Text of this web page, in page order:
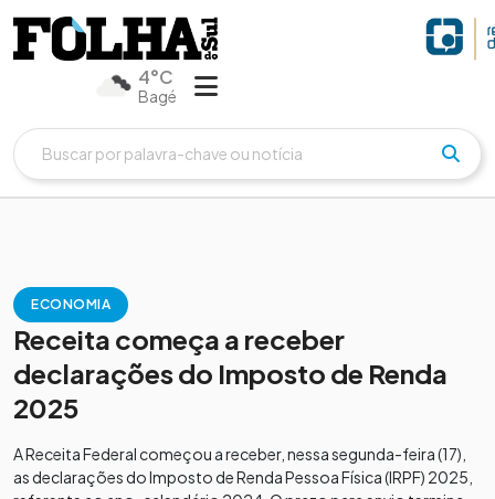
4°C
Bagé
ECONOMIA
Receita começa a receber
declarações do Imposto de Renda
2025
A Receita Federal começou a receber, nessa segunda-feira (17),
as declarações do Imposto de Renda Pessoa Física (IRPF) 2025,